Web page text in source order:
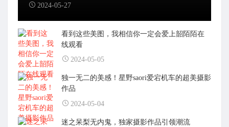
2024-05-27
看到这些美图，我相信你一定会爱上韶陌陌在
线观看
2024-05-05
独一无二的美感！星野saori爱宕机车的超美摄影
作品
2024-05-04
迷之呆梨无内鬼，独家摄影作品引领潮流